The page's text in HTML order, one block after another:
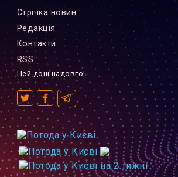
Стрiчка новин
Редакцiя
Контакти
RSS
Цей дощ надовго!